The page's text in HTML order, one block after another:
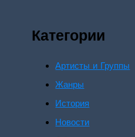
Категории
Артисты и Группы
Жанры
История
Новости